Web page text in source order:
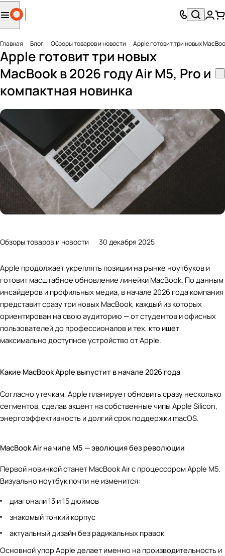
Главная Блог Обзоры товаров и новости Apple готовит три новых
Apple готовит три новых
MacBook в 2026 году Air M5, Pro и
компактная новинка
Обзоры товаров и новости 30 декабря 2025
Apple продолжает укреплять позиции на рынке ноутбуков и
готовит масштабное обновление линейки MacBook. По данным
инсайдеров и профильных медиа, в начале 2026 года компания
представит сразу три новых MacBook, каждый из которых
ориентирован на свою аудиторию — от студентов и офисных
пользователей до профессионалов и тех, кто ищет
максимально доступное устройство от Apple.
Какие MacBook Apple выпустит в начале 2026 года
Согласно утечкам, Apple планирует обновить сразу несколько
сегментов, сделав акцент на собственные чипы Apple Silicon,
энергоэффективность и долгий срок поддержки macOS.
MacBook Air на чипе M5 — эволюция без революции
Первой новинкой станет MacBook Air с процессором Apple M5.
Визуально ноутбук почти не изменится:
диагонали 13 и 15 дюймов
знакомый тонкий корпус
актуальный дизайн без радикальных правок
Основной упор Apple делает именно на производительность и